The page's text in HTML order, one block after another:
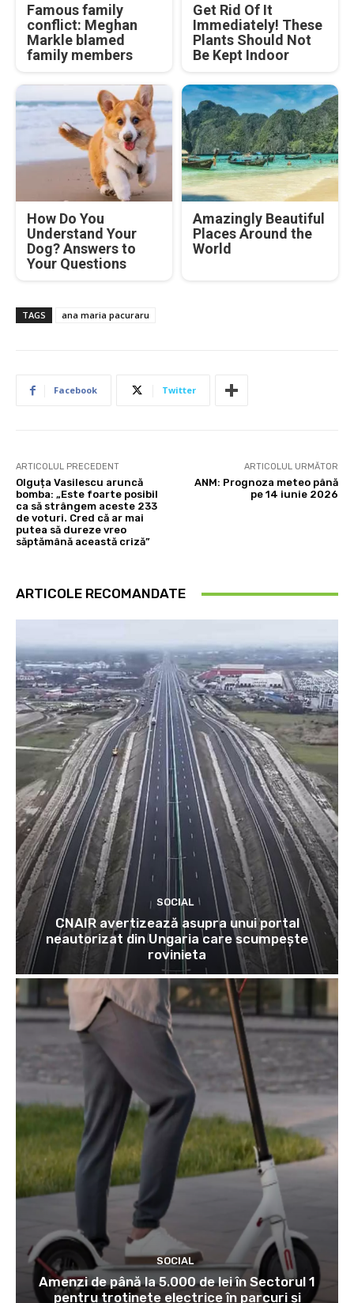
Famous family
conflict: Meghan
Markle blamed
family members
Get Rid Of It
Immediately! These
Plants Should Not
Be Kept Indoor
How Do You
Understand Your
Dog? Answers to
Your Questions
Amazingly Beautiful
Places Around the
World
TAGS ana maria pacuraru
Facebook Twitter
ARTICOLUL PRECEDENT
Olguța Vasilescu aruncă
bomba: „Este foarte posibil
ca să strângem aceste 233
de voturi. Cred că ar mai
putea să dureze vreo
săptămână această criză”
ARTICOLUL URMĂTOR
ANM: Prognoza meteo până
pe 14 iunie 2026
ARTICOLE RECOMANDATE
SOCIAL
CNAIR avertizează asupra unui portal
neautorizat din Ungaria care scumpește
rovinieta
SOCIAL
Amenzi de până la 5.000 de lei în Sectorul 1
pentru trotinete electrice în parcuri și